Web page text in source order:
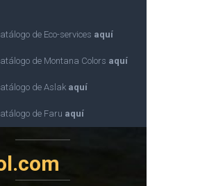
de Eco-services aquí
de Montana Colors aquí
de Aslak aquí
de Faru aquí